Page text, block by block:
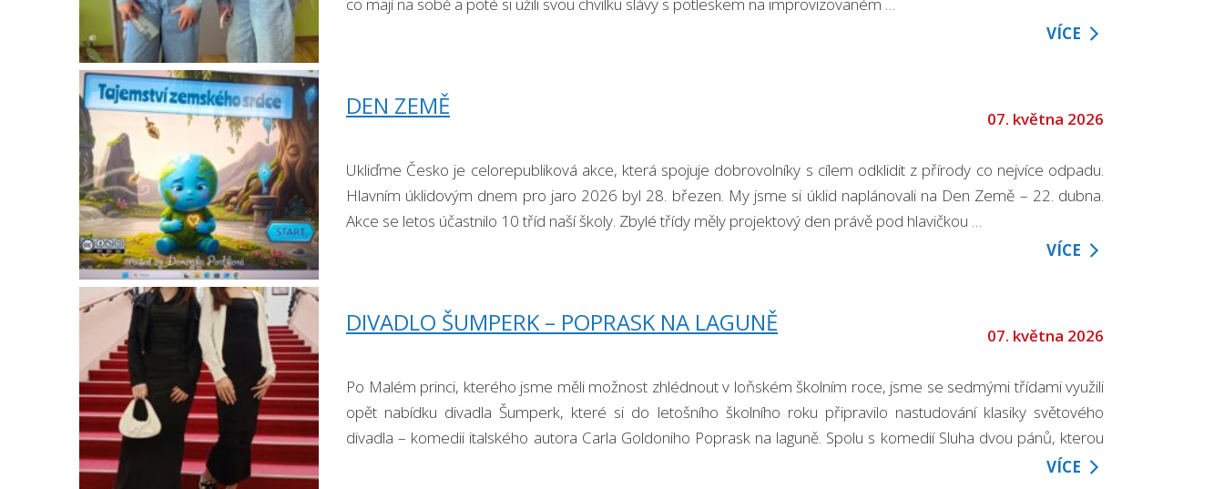
VÍCE
DEN ZEMĚ 07. května 2026
Ukliďme Česko je celorepubliková akce, která spojuje dobrovolníky s cílem odklidit z přírody co nejvíce odpadu.
Hlavním úklidovým dnem pro jaro 2026 byl 28. březen. My jsme si úklid naplánovali na Den Země – 22. dubna.
Akce se letos účastnilo 10 tříd naší školy. Zbylé třídy měly projektový den právě pod hlavičkou …
VÍCE
DIVADLO ŠUMPERK – POPRASK NA LAGUNĚ 07. května 2026
Po Malém princi, kterého jsme měli možnost zhlédnout v loňském školním roce, jsme se sedmými třídami využili
opět nabídku divadla Šumperk, které si do letošního školního roku připravilo nastudování klasiky světového
divadla – komedii italského autora Carla Goldoniho Poprask na laguně. Spolu s komedií Sluha dvou pánů, kterou
VÍCE